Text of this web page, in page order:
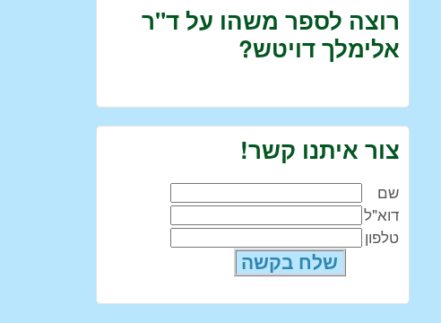
רוצה לספר משהו על ד"ר
אלימלך דויטש?
צור איתנו קשר!
שם
דוא"ל
טלפון